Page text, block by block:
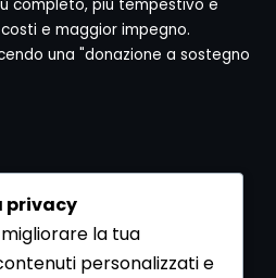
completo, più tempestivo e
e maggior impegno.
una "donazione a sostegno
privacy
la tua
personalizzati e